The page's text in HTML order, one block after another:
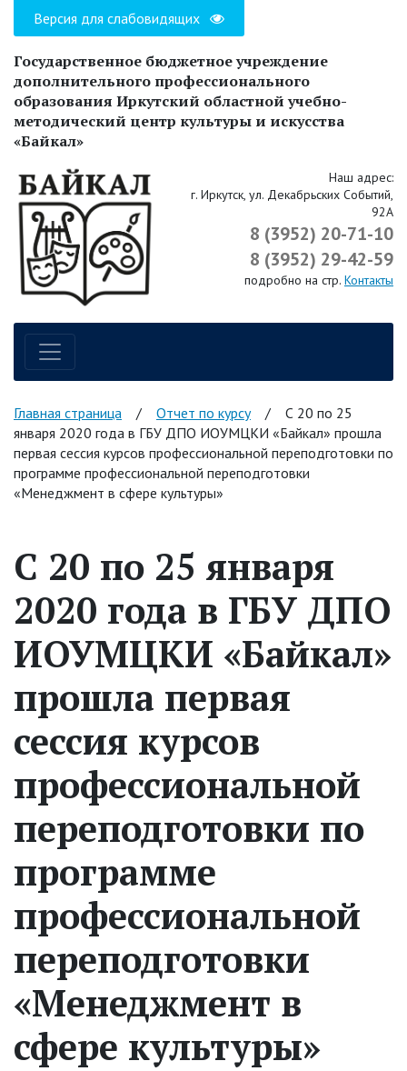
Версия для слабовидящих
Государственное бюджетное учреждение
дополнительного профессионального
образования Иркутский областной учебно-
методический центр культуры и искусства
«Байкал»
Наш адрес:
г. Иркутск, ул. Декабрьских Событий,
92А
8 (3952) 20-71-10
8 (3952) 29-42-59
подробно на стр. Контакты
Навигация по сайту
Главная страница / Отчет по курсу /
С 20 по 25
января 2020 года в ГБУ ДПО ИОУМЦКИ «Байкал» прошла
первая сессия курсов профессиональной переподготовки по
программе профессиональной переподготовки
«Менеджмент в сфере культуры»
С 20 по 25 января
2020 года в ГБУ ДПО
ИОУМЦКИ «Байкал»
прошла первая
сессия курсов
профессиональной
переподготовки по
программе
профессиональной
переподготовки
«Менеджмент в
сфере культуры»